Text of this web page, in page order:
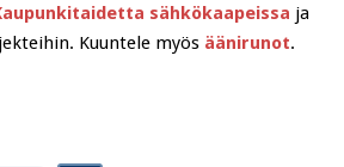
sähkökaapeissa ja
Kuuntele myös äänirunot.